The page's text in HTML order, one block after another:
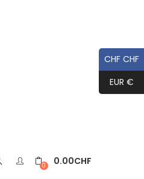
0 0.00CHF
CHF CHF
EUR €